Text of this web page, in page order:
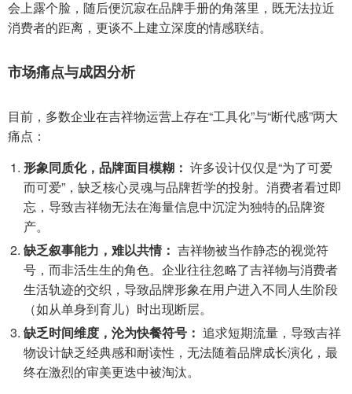
会上露个脸，随后便沉寂在品牌手册的角落里，既无法拉近
消费者的距离，更谈不上建立深度的情感联结。
市场痛点与成因分析
目前，多数企业在吉祥物运营上存在“工具化”与“断代感”两大
痛点：
形象同质化，品牌面目模糊： 许多设计仅仅是“为了可爱
而可爱”，缺乏核心灵魂与品牌哲学的投射。消费者看过即
忘，导致吉祥物无法在海量信息中沉淀为独特的品牌资
产。
缺乏叙事能力，难以共情： 吉祥物被当作静态的视觉符
号，而非活生生的角色。企业往往忽略了吉祥物与消费者
生活轨迹的交织，导致品牌形象在用户进入不同人生阶段
（如从单身到育儿）时出现断层。
缺乏时间维度，沦为快餐符号： 追求短期流量，导致吉祥
物设计缺乏经典感和耐读性，无法随着品牌成长演化，最
终在激烈的审美更迭中被淘汰。